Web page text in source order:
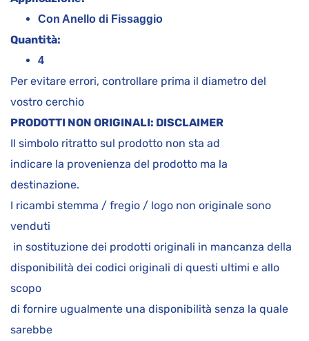
Con Anello di Fissaggio
Quantità:
4
Per evitare errori, controllare prima il diametro del
vostro cerchio
PRODOTTI NON ORIGINALI: DISCLAIMER
Il simbolo ritratto sul prodotto non sta ad
indicare la provenienza del prodotto ma la
destinazione.
I ricambi stemma / fregio / logo non originale sono
venduti
in sostituzione dei prodotti originali in mancanza della
disponibilità dei codici originali di questi ultimi e allo
scopo
di fornire ugualmente una disponibilità senza la quale
sarebbe